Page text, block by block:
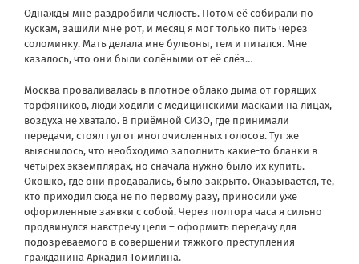
Однажды мне раздробили челюсть. Потом её собирали по
кускам, зашили мне рот, и месяц я мог только пить через
соломинку. Мать делала мне бульоны, тем и питался. Мне
казалось, что они были солёными от её слёз…
Москва проваливалась в плотное облако дыма от горящих
торфяников, люди ходили с медицинскими масками на лицах,
воздуха не хватало. В приёмной СИЗО, где принимали
передачи, стоял гул от многочисленных голосов. Тут же
выяснилось, что необходимо заполнить какие-то бланки в
четырёх экземплярах, но сначала нужно было их купить.
Окошко, где они продавались, было закрыто. Оказывается, те,
кто приходил сюда не по первому разу, приносили уже
оформленные заявки с собой. Через полтора часа я сильно
продвинулся навстречу цели – оформить передачу для
подозреваемого в совершении тяжкого преступления
гражданина Аркадия Томилина.